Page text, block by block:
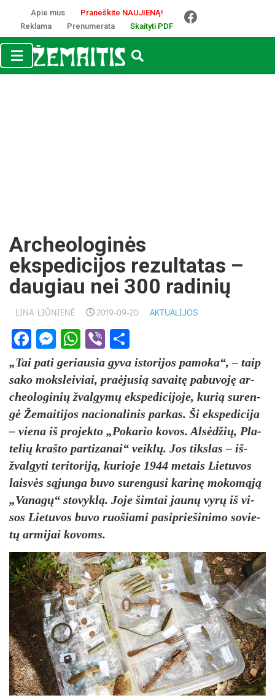
Apie mus
Praneškite NAUJIENĄ!
Reklama
Prenumerata Skaityti PDF
Archeologinės
ekspedicijos rezultatas –
daugiau nei 300 radinių
LINA LIŪNIENĖ 2019-09-20 AKTUALIJOS
Facebook
Messenger
WhatsApp
Viber
„Tai pa­ti ge­riau­sia gy­va is­to­ri­jos pa­mo­ka“, – taip
sa­ko moks­lei­viai, praė­ju­sią sa­vai­tę pa­bu­vo­ję ar­
cheo­lo­gi­nių žval­gy­mų eks­pe­di­ci­jo­je, ku­rią su­ren­
gė Že­mai­ti­jos na­cio­na­li­nis par­kas. Ši eks­pe­di­ci­ja
– vie­na iš pro­jek­to „Po­ka­rio ko­vos. Al­sė­džių, Pla­
te­lių kraš­to par­ti­za­nai“ veik­lų. Jos tiks­las – iš­
žval­gy­ti te­ri­to­ri­ją, ku­rio­je 1944 me­tais Lie­tu­vos
lais­vės są­jun­ga bu­vo su­ren­gu­si ka­ri­nę mo­ko­mą­ją
„Va­na­gų“ sto­vyk­lą. Jo­je šim­tai jau­nų vy­rų iš vi­
sos Lie­tu­vos bu­vo ruo­šia­mi pa­si­prie­ši­ni­mo so­vie­
tų ar­mi­jai ko­voms.